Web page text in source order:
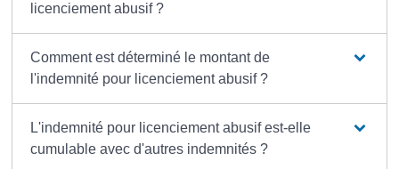
licenciement abusif ?
Comment est déterminé le montant de
l'indemnité pour licenciement abusif ?
L'indemnité pour licenciement abusif est-elle
cumulable avec d'autres indemnités ?